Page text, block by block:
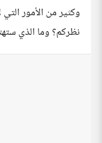
وكثير من الأمور
نظركم؟ وما الذي